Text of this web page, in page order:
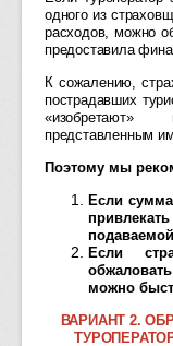
одного из
расходов, можно
предоставила
К сожалению,
пострадавших
представленным
Поэтому мы
Если сумма
Если
можно
ВАРИАНТ 2.